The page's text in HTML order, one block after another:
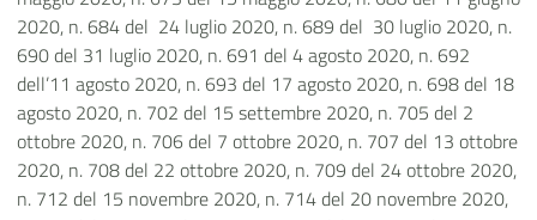
2020, n. 684 del 24 luglio 2020, n. 689 del 30 luglio 2020, n.
690 del 31 luglio 2020, n. 691 del 4 agosto 2020, n. 692
dell’11 agosto 2020, n. 693 del 17 agosto 2020, n. 698 del 18
agosto 2020, n. 702 del 15 settembre 2020, n. 705 del 2
ottobre 2020, n. 706 del 7 ottobre 2020, n. 707 del 13 ottobre
2020, n. 708 del 22 ottobre 2020, n. 709 del 24 ottobre 2020,
n. 712 del 15 novembre 2020, n. 714 del 20 novembre 2020,